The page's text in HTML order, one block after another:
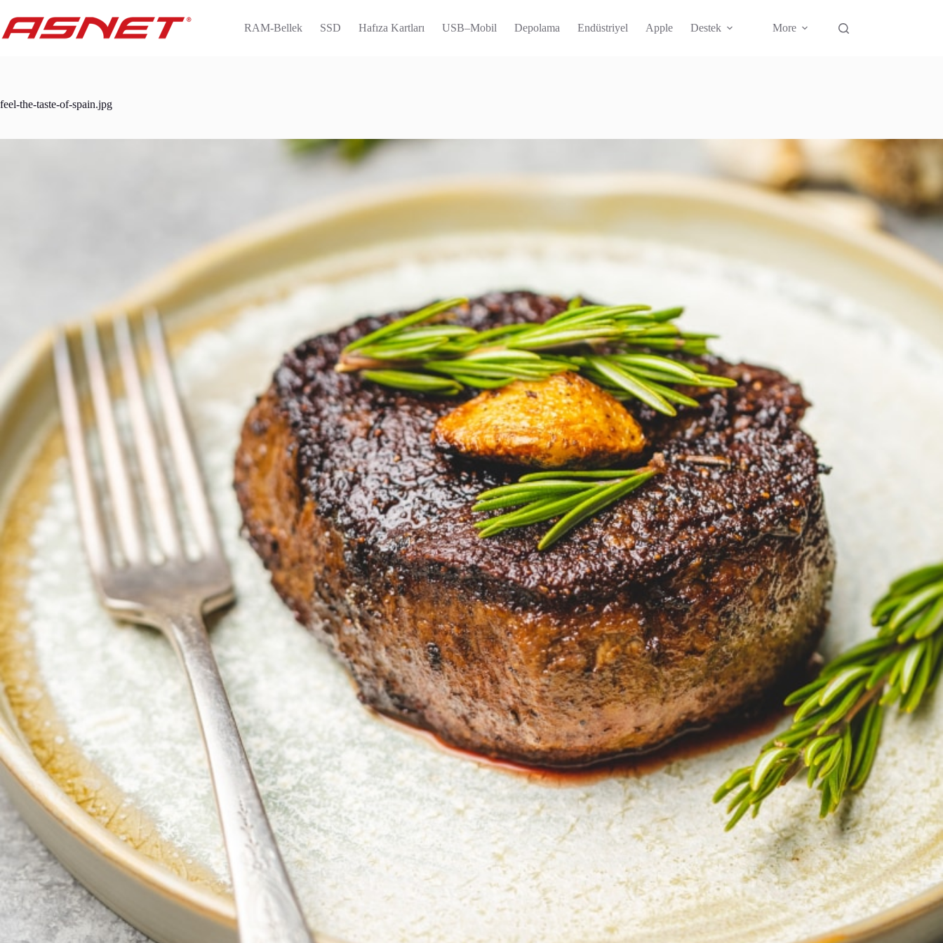
content
RAM-Bellek SSD Hafıza Kartları USB–Mobil Depolama Endüstriyel Apple Destek More
feel-the-taste-of-spain.jpg